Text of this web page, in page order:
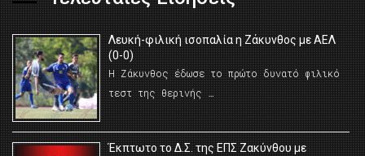
Λευκή-φιλική ισοπαλία η Ζάκυνθος με ΑΕΛ
(0-0)
Η Ζάκυνθος έδωσε το πρώτο δυνατό φιλικό
τεστ της θερινής …
Έκπτωτο το Δ.Σ. της ΕΠΣ Ζακύνθου με